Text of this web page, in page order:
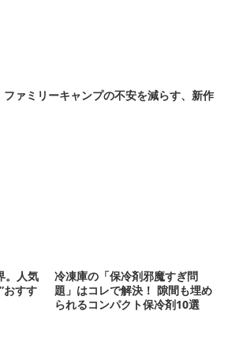
ァミリーキャンプの不安を減らす、新作
。人気
おすす
冷凍庫の「保冷剤邪魔すぎ問
題」はコレで解決！ 隙間も埋め
られるコンパクト保冷剤10選